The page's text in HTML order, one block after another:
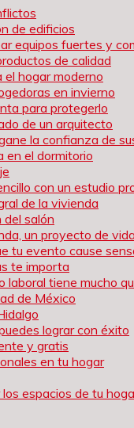
de edificios
equipos fuertes y
de calidad
el hogar moderno
en invierno
para protegerlo
de un arquitecto
la confianza de
en el dormitorio
con un estudio
de la vivienda
del salón
un proyecto de vida
tu evento cause
te importa
laboral tiene mucho
de México
lograr con éxito
y gratis
en tu hogar
espacios de tu